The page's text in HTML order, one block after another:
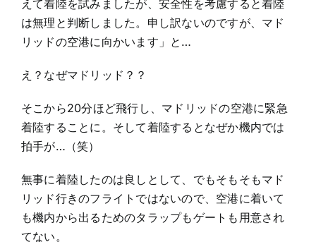
えて着陸を試みましたが、安全性を考慮すると着陸
は無理と判断しました。申し訳ないのですが、マド
リッドの空港に向かいます」と…
え？なぜマドリッド？？
そこから20分ほど飛行し、マドリッドの空港に緊急
着陸することに。そして着陸するとなぜか機内では
拍手が…（笑）
無事に着陸したのは良しとして、でもそもそもマド
リッド行きのフライトではないので、空港に着いて
も機内から出るためのタラップもゲートも用意され
てない。